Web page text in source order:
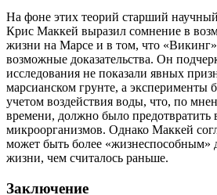
На фоне этих теорий старший
Крис Маккей выразил сомнение в
жизни на Марсе и в том, что
возможные доказательства. Он
исследования не показали явных
марсианском грунте, а эксперименты
учетом воздействия воды, что, по
времени, должно было
микроорганизмов. Однако Маккей
может быть более
жизни, чем считалось раньше.
Заключение